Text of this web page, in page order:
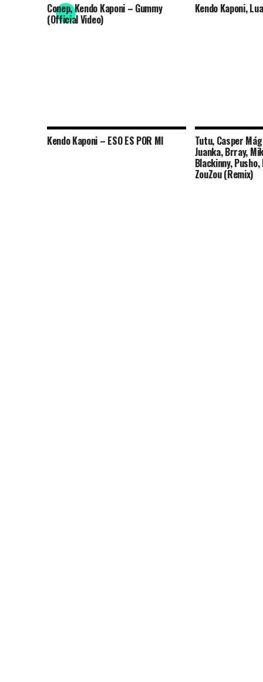
Conep, Kendo Kaponi – Gummy
(Official Video)
Kendo Kaponi,
Kendo Kaponi – ESO ES POR MI Tutu, Casper
Juanka, Brray,
Blackinny,
ZouZou (Remix)